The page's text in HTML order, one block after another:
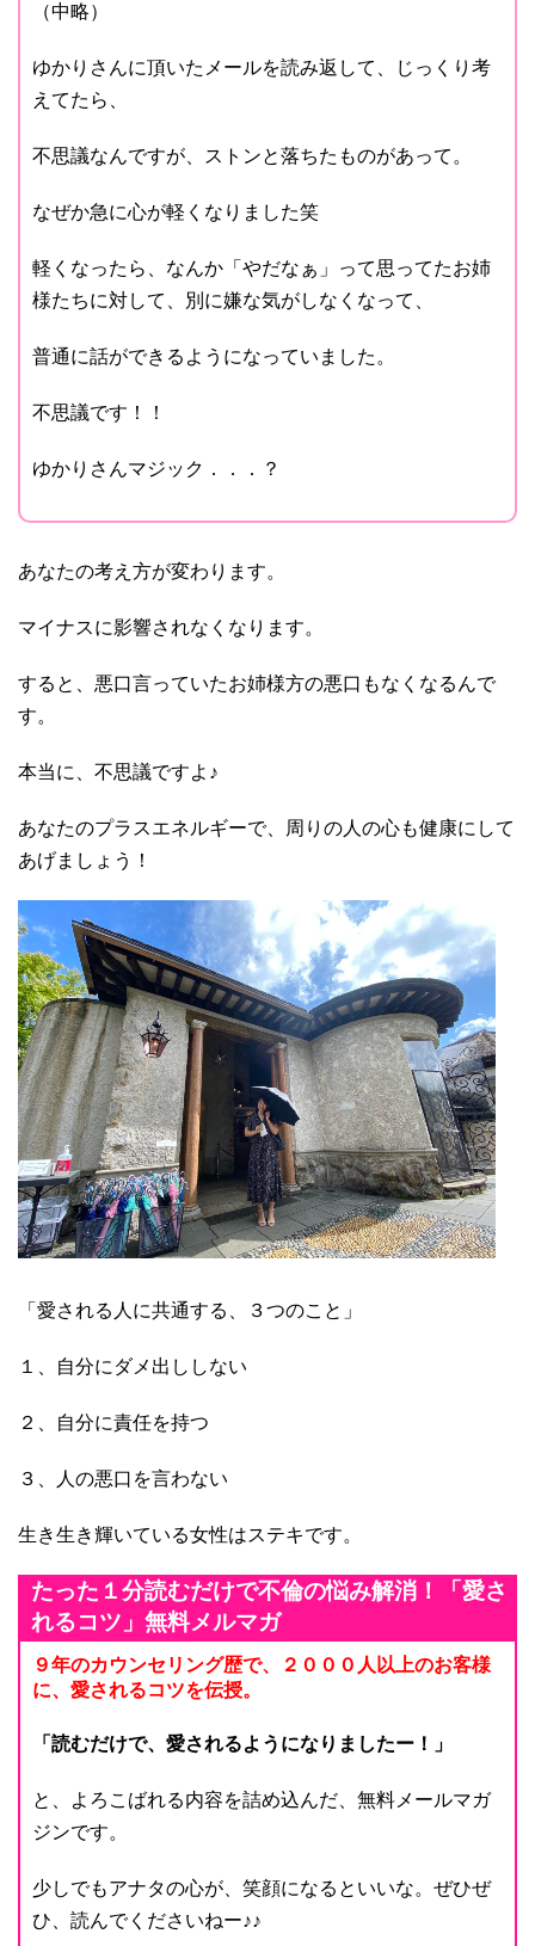
（中略）
ゆかりさんに頂いたメールを読み返して、じっくり考
えてたら、
不思議なんですが、ストンと落ちたものがあって。
なぜか急に心が軽くなりました笑
軽くなったら、なんか「やだなぁ」って思ってたお姉
様たちに対して、別に嫌な気がしなくなって、
普通に話ができるようになっていました。
不思議です！！
ゆかりさんマジック．．．？
あなたの考え方が変わります。
マイナスに影響されなくなります。
すると、悪口言っていたお姉様方の悪口もなくなるんで
す。
本当に、不思議ですよ♪
あなたのプラスエネルギーで、周りの人の心も健康にして
あげましょう！
「愛される人に共通する、３つのこと」
１、自分にダメ出ししない
２、自分に責任を持つ
３、人の悪口を言わない
生き生き輝いている女性はステキです。
たった１分読むだけで不倫の悩み解消！「愛さ
れるコツ」無料メルマガ
９年のカウンセリング歴で、２０００人以上のお客様
に、愛されるコツを伝授。
「読むだけで、愛されるようになりましたー！」
と、よろこばれる内容を詰め込んだ、無料メールマガ
ジンです。
少しでもアナタの心が、笑顔になるといいな。ぜひぜ
ひ、読んでくださいねー♪♪